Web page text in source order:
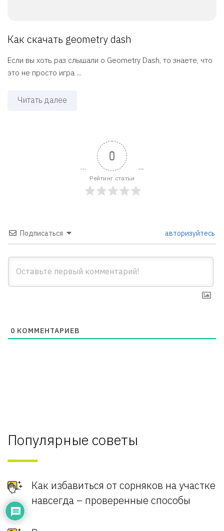
Как скачать geometry dash
Если вы хоть раз слышали о Geometry Dash, то знаете, что
это не просто игра ...
Читать далее
0
Рейтинг статьи
Подписаться авторизуйтесь
0 КОММЕНТАРИЕВ
Популярные советы
Как избавиться от сорняков на участке
навсегда – проверенные способы